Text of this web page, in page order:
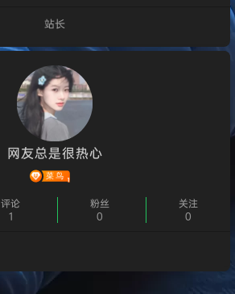
站长
个人主页
网友总是很热心
评论
1
粉丝
0
关注
0